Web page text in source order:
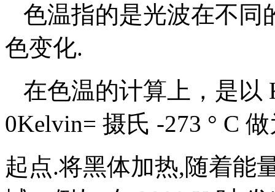
色温指的是光波在不同
色变化.
在色温的计算上，是以
0Kelvin= 摄氏 -273 ° C
起点.将黑体加热,随着能